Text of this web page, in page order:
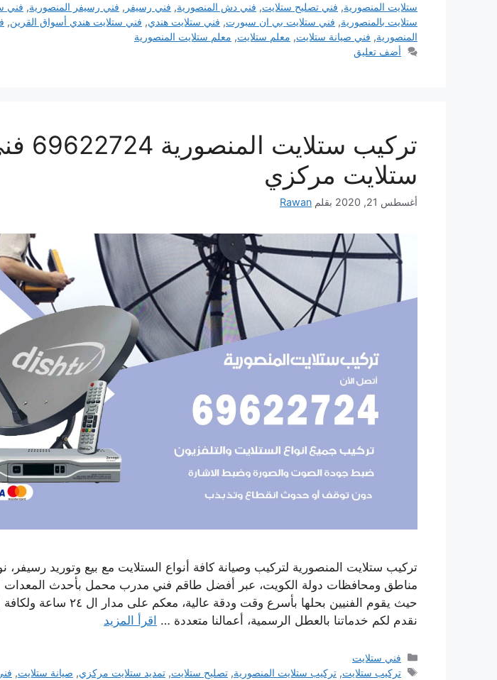
ستلايت المنصورية, فني تصليح ستلايت, فني دش المنصورية, فني رسيفر , فني رسيفر المنصورية, فني
ستلايت بالمنصورية, فني ستلايت بي ان سبورت, فني ستلايت هندي, فني ستلايت هندي أسواق القرين,
المنصورية, فني صيانة ستلايت, معلم ستلايت, معلم ستلايت المنصورية
أضف تعليق
تركيب
ستلايت مركزي
أغسطس 21, 2020 بقلم Rawan
تركيب ستلايت المنصورية لتركيب وصيانة كافة أنواع الستلايت مع بيع وتوريد رسيفر،
مناطق ومحافظات دولة الكويت، عبر أفضل طاقم فني مدرب محمل بأحدث المعدات
حيث يقوم الفنيين بحلها بأسرع وقت ودقة
نقدم لكم خدماتنا بالعطل الرسمية، أعمالنا متعددة … اقرأ المزيد
التصنيفات
فني ستلايت
الوسوم
تركيب ستلايت,تركيب ستلايت المنصورية,تصليح ستلايت,تمديد ستلايت مركزي, صيانة ستلايت,